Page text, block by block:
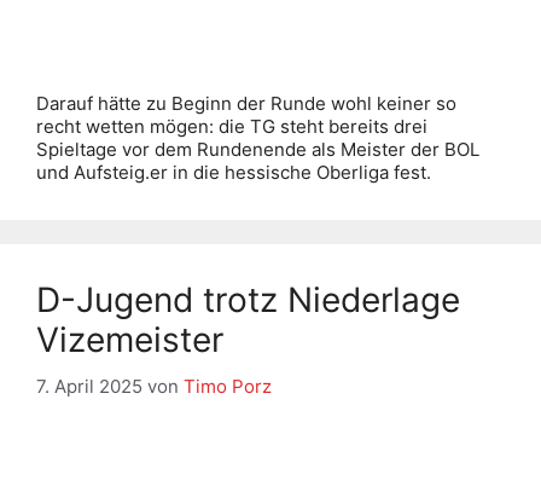
Darauf hätte zu Beginn der Runde wohl keiner so
recht wetten mögen: die TG steht bereits drei
Spieltage vor dem Rundenende als Meister der BOL
und Aufsteig.er in die hessische Oberliga fest.
D-Jugend trotz Niederlage
Vizemeister
7. April 2025 von Timo Porz